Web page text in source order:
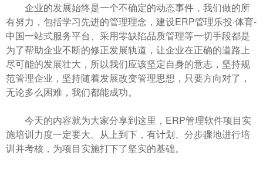
企业的发展始终是一个不确定的动态事件，我们做的所
有努力，包括学习先进的管理理念，建设ERP管理乐投·体育-
中国一站式服务平台、采用零缺陷品质管理等一切手段都是
为了帮助企业不断的修正发展轨道，让企业在正确的道路上
尽可能的发展壮大，所以我们应该坚定自身的意志，坚持规
范管理企业，坚持随着发展改变管理思想，只要方向对了，
无论多么困难，我们都能成功。
今天的内容就为大家分享到这里，ERP管理软件项目实
施培训力度一定要大。从上到下，有计划、分步骤地进行培
训并考核，为项目实施打下了坚实的基础。